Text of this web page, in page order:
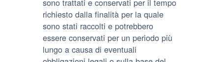
sono trattati e conservati per il tempo
richiesto dalla finalità per la quale
sono stati raccolti e potrebbero
essere conservati per un periodo più
lungo a causa di eventuali